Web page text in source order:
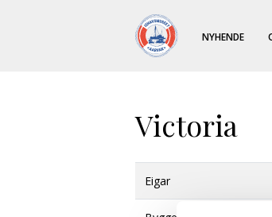
NYHENDE
Victoria
Eigar